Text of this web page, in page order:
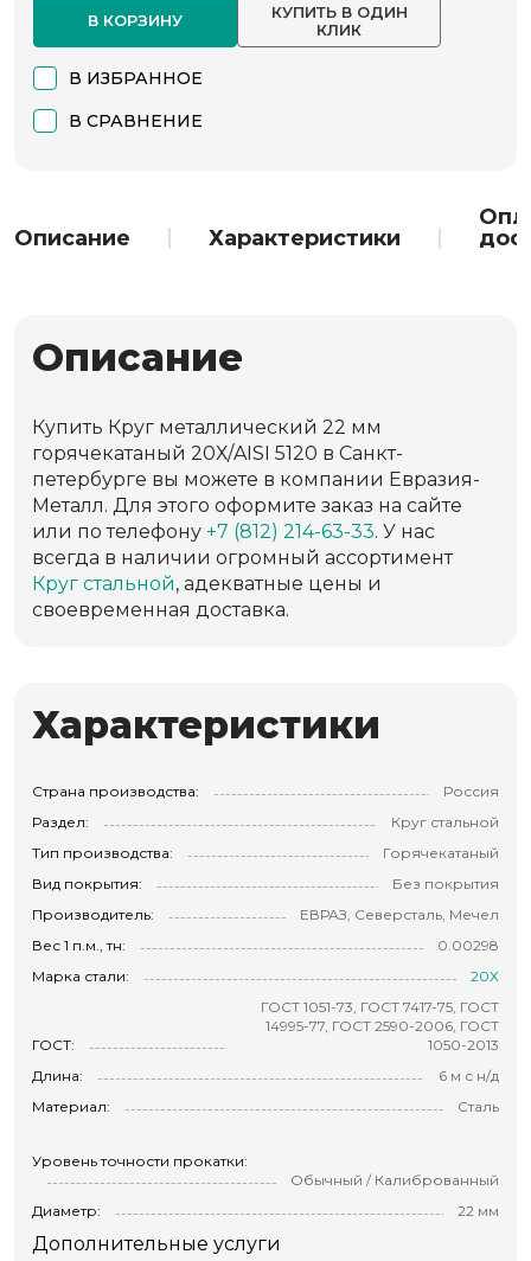
В КОРЗИНУ
КУПИТЬ В ОДИН
КЛИК
В ИЗБРАННОЕ
В СРАВНЕНИЕ
Описание Характеристики
Описание
Купить Круг металлический 22 мм
горячекатаный 20Х/AISI 5120 в Санкт-
петербурге вы можете в компании Евразия-
Металл. Для этого оформите заказ на сайте
или по телефону +7 (812) 214-63-33. У нас
всегда в наличии огромный ассортимент
Круг стальной, адекватные цены и
своевременная доставка.
Характеристики
Страна производства:
Россия
Раздел:
Круг стальной
Тип производства:
Горячекатаный
Вид покрытия:
Без покрытия
Производитель:
ЕВРАЗ, Северсталь, Мечел
Вес 1 п.м., тн:
0.00298
Марка стали:
20Х
ГОСТ:
ГОСТ 1051-73, ГОСТ 7417-75, ГОСТ
14995-77, ГОСТ 2590-2006, ГОСТ
1050-2013
Длина:
6 м с н/д
Материал:
Сталь
Уровень точности прокатки:
Обычный / Калиброванный
Диаметр:
22 мм
Дополнительные услуги